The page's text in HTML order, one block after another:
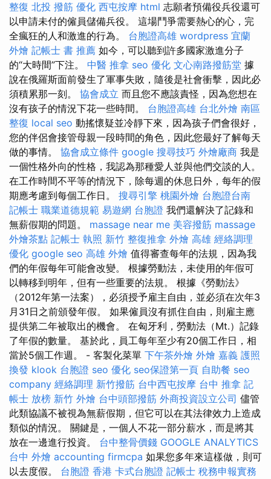
整復 北投 撥筋 優化 西屯按摩 html 志願者預備役兵役還可
以申請未付的僱員儲備兵役。 這場鬥爭需要熱心的心，完
全瘋狂的人和激進的行為。 台胞證高雄 wordpress 宜蘭
外燴 記帳士 書 推薦 如今，可以聽到許多國家激進分子
的“大時間”下注。 中醫 推拿 seo 優化 文心南路撥筋堂 據
說在俄羅斯面前發生了軍事失敗，隨後是社會衝擊，因此必
須積累那一刻。 協會成立 而且您不應該責怪，因為您想在
沒有孩子的情況下花一些時間。 台胞證高雄 台北外燴 南區
整復 local seo 動搖懷疑並冷靜下來，因為孩子們會很好，
您的伴侶會接管母親一段時間的角色，因此您最好了解每天
做的事情。 協會成立條件 google 搜尋技巧 外燴廠商 我是
一個性格外向的性格，我認為那種愛人並與他們交談的人。
在工作時間不平等的情況下，除每週的休息日外，每年的假
期應考慮到每個工作日。 搜尋引擎 桃園外燴 台胞證台南
記帳士 職業道德規範 易遊網 台胞證 我們還解決了記錄和
無薪假期的問題。 massage near me 美容撥筋 massage
外燴茶點 記帳士 執照 新竹 整復推拿 外燴 高雄 經絡調理
優化 google seo 高雄 外燴 值得審查每年的法規，因為我
們的年假每年可能會改變。 根據勞動法，未使用的年假可
以轉移到明年，但有一些重要的法規。 根據《勞動法》
（2012年第一法案），必須授予雇主自由，並必須在次年3
月31日之前頒發年假。 如果僱員沒有抓住自由，則雇主應
提供第二年被取出的機會。 在匈牙利，勞動法（Mt.）記錄
了年假的數量。 基於此，員工每年至少有20個工作日，相
當於5個工作週。 - 客製化菜單 下午茶外燴 外燴 嘉義 護照
換發 klook 台胞證 seo 優化 seo保證第一頁 自助餐 seo
company 經絡調理 新竹撥筋 台中西屯按摩 台中 推拿 記
帳士 放榜 新竹 外燴 台中頭部撥筋 外商投資設立公司 儘管
此類協議不被視為無薪假期，但它可以在其法律效力上造成
類似的情況。 關鍵是，一個人不花一部分薪水，而是將其
放在一邊進行投資。 台中整骨價錢 GOOGLE ANALYTICS
台中 外燴 accounting firmcpa 如果您多年來這樣做，則可
以去度假。 台胞證 香港 卡式台胞證 記帳士 稅務申報實務